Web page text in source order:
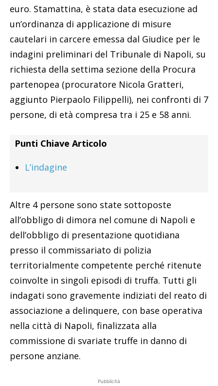
euro. Stamattina, è stata data esecuzione ad
un’ordinanza di applicazione di misure
cautelari in carcere emessa dal Giudice per le
indagini preliminari del Tribunale di Napoli, su
richiesta della settima sezione della Procura
partenopea (procuratore Nicola Gratteri,
aggiunto Pierpaolo Filippelli), nei confronti di 7
persone, di età compresa tra i 25 e 58 anni.
Punti Chiave Articolo
L’indagine
Altre 4 persone sono state sottoposte
all’obbligo di dimora nel comune di Napoli e
dell’obbligo di presentazione quotidiana
presso il commissariato di polizia
territorialmente competente perché ritenute
coinvolte in singoli episodi di truffa. Tutti gli
indagati sono gravemente indiziati del reato di
associazione a delinquere, con base operativa
nella città di Napoli, finalizzata alla
commissione di svariate truffe in danno di
persone anziane.
Pubblicità